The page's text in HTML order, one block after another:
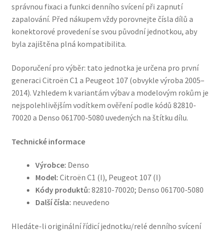
správnou fixaci a funkci denního svícení při zapnutí
zapalování. Před nákupem vždy porovnejte čísla dílů a
konektorové provedení se svou původní jednotkou, aby
byla zajištěna plná kompatibilita.
Doporučení pro výběr: tato jednotka je určena pro první
generaci Citroën C1 a Peugeot 107 (obvykle výroba 2005–
2014). Vzhledem k variantám výbav a modelovým rokům je
nejspolehlivějším vodítkem ověření podle kódů 82810-
70020 a Denso 061700-5080 uvedených na štítku dílu.
Technické informace
Výrobce: Denso
Model: Citroën C1 (I), Peugeot 107 (I)
Kódy produktů: 82810-70020; Denso 061700-5080
Další čísla: neuvedeno
Hledáte-li originální řídicí jednotku/relé denního svícení